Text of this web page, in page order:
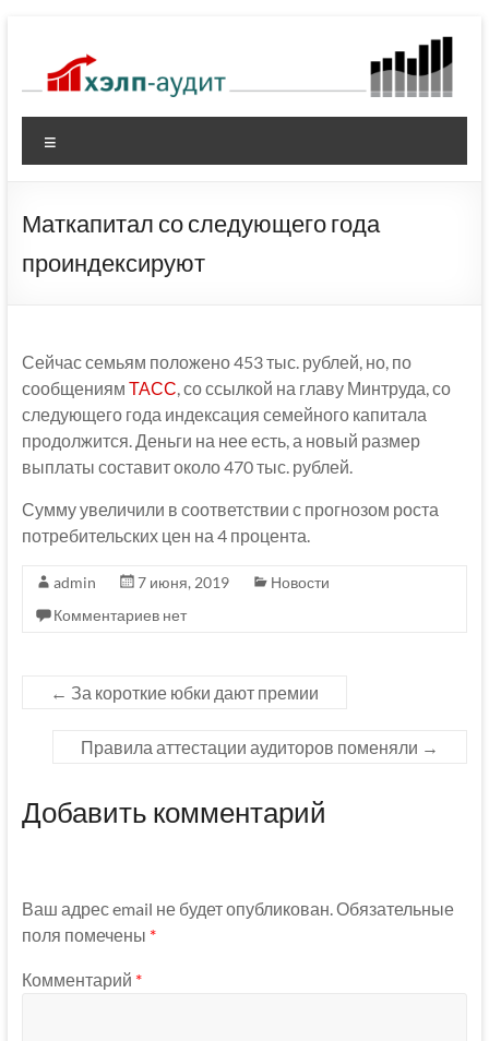
содержимому
Маткапитал со следующего года
проиндексируют
Сейчас семьям положено 453 тыс. рублей, но, по
сообщениям ТАСС, со ссылкой на главу Минтруда, со
следующего года индексация семейного капитала
продолжится. Деньги на нее есть, а новый размер
выплаты составит около 470 тыс. рублей.
Сумму увеличили в соответствии с прогнозом роста
потребительских цен на 4 процента.
admin 7 июня, 2019
Новости
Комментариев нет
← За короткие юбки дают премии
Правила аттестации аудиторов поменяли →
Добавить комментарий
Ваш адрес email не будет опубликован. Обязательные
поля помечены *
Комментарий *